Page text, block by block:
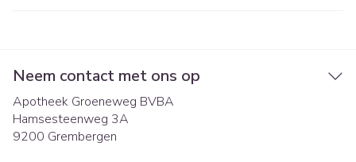
Neem contact met ons op
Apotheek Groeneweg BVBA
Hamsesteenweg 3A
9200 Grembergen